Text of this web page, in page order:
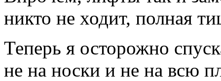
никто не ходит, полная
Теперь я осторожно
не на носки и не на всю